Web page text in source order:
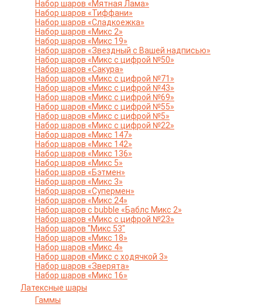
Набор шаров «Мятная Лама»
Набор шаров «Тиффани»
Набор шаров «Сладкоежка»
Набор шаров «Микс 2»
Набор шаров «Микс 19»
Набор шаров «Звездный с Вашей надписью»
Набор шаров «Микс с цифрой №50»
Набор шаров «Сакура»
Набор шаров «Микс с цифрой №71»
Набор шаров «Микс с цифрой №43»
Набор шаров «Микс с цифрой №69»
Набор шаров «Микс с цифрой №55»
Набор шаров «Микс с цифрой №5»
Набор шаров «Микс с цифрой №22»
Набор шаров «Микс 147»
Набор шаров «Микс 142»
Набор шаров «Микс 136»
Набор шаров «Микс 5»
Набор шаров «Бэтмен»
Набор шаров «Микс 3»
Набор шаров «Супермен»
Набор шаров «Микс 24»
Набор шаров с bubble «Баблс Микс 2»
Набор шаров «Микс с цифрой №23»
Набор шаров "Микс 53"
Набор шаров «Микс 18»
Набор шаров «Микс 4»
Набор шаров «Микс с ходячкой 3»
Набор шаров «Зверята»
Набор шаров «Микс 16»
Латексные шары
Гаммы